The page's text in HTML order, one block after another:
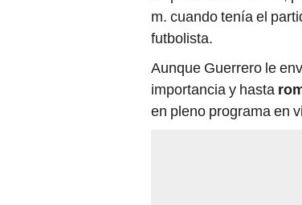
m. cuando tenía el
futbolista.
Aunque Guerrero le
importancia y hasta
en pleno programa en